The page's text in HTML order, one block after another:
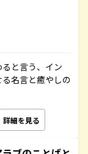
と言う、イン
名言と癒やしの
詳細を見る